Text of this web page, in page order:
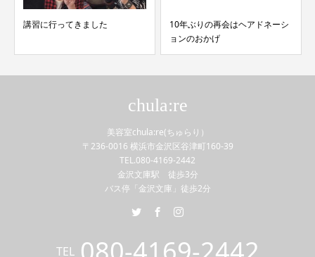
講習に行ってきました
10年ぶりの再会はヘアドネーシ
ョンのおかげ
chula:re
美容室chula:re(ちゅらり）
〒236-0016 横浜市金沢区谷津町160-39
TEL.080-4169-2442
金沢文庫駅 徒歩3分
バス停「金沢文庫」徒歩2分
TEL